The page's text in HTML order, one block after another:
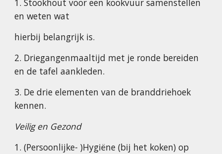
1. Stookhout voor een kookvuur samenstellen
en weten wat
hierbij belangrijk is.
2. Driegangenmaaltijd met je ronde bereiden
en de tafel aankleden.
3. De drie elementen van de branddriehoek
kennen.
Veilig en Gezond
1. (Persoonlijke- )Hygiëne (bij het koken) op